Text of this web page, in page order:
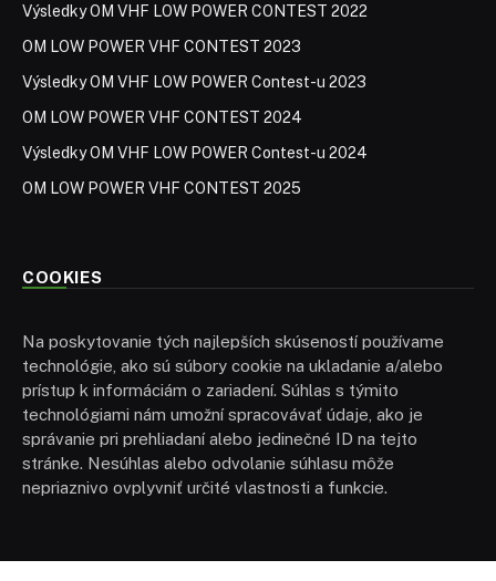
Výsledky OM VHF LOW POWER CONTEST 2022
OM LOW POWER VHF CONTEST 2023
Výsledky OM VHF LOW POWER Contest-u 2023
OM LOW POWER VHF CONTEST 2024
Výsledky OM VHF LOW POWER Contest-u 2024
OM LOW POWER VHF CONTEST 2025
COOKIES
Na poskytovanie tých najlepších skúseností používame
technológie, ako sú súbory cookie na ukladanie a/alebo
prístup k informáciám o zariadení. Súhlas s týmito
technológiami nám umožní spracovávať údaje, ako je
správanie pri prehliadaní alebo jedinečné ID na tejto
stránke. Nesúhlas alebo odvolanie súhlasu môže
nepriaznivo ovplyvniť určité vlastnosti a funkcie.